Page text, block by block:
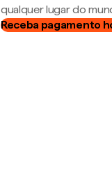
qualquer lugar do
Receba pagamento